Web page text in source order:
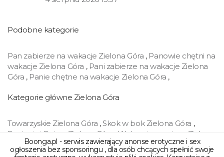
Boonga.pl - serwis zawierający anonse erotyczne i sex
ogłoszenia bez sponsoringu , dla osób chcących spełnić swoje
Podobne kategorie
Pan zabierze na wakacje Zielona Góra , Panowie chętni na
wakacje Zielona Góra , Pani zabierze na wakacje Zielona
Góra , Panie chętne na wakacje Zielona Góra ,
Kategorie główne Zielona Góra
Towarzyskie Zielona Góra ,Skok w bok Zielona Góra ,
Fantazje i Fetysz Zielona Góra
Wakacyjny partner Zielona
Góra,BDSM Zielona Góra,Swingers Zielona Góra ,
Cybersex Zielona Góra,Handel Zielona Góra,